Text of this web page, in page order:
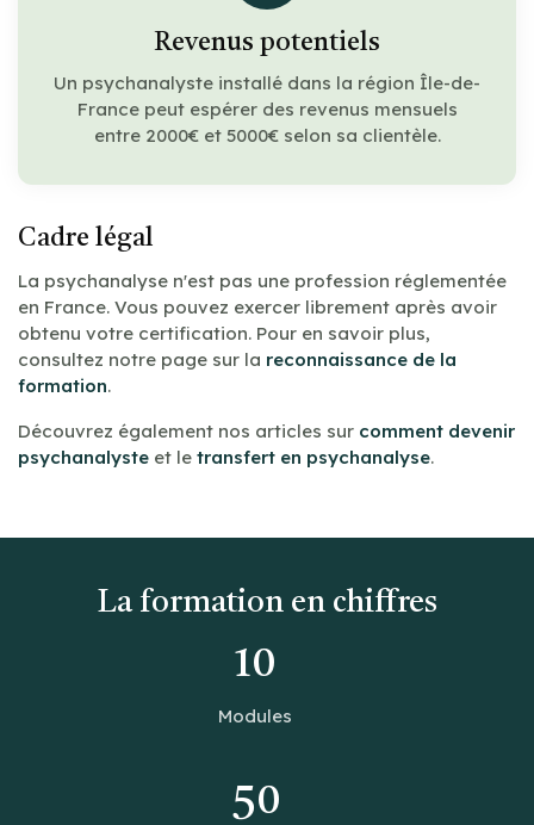
Revenus potentiels
Un psychanalyste installé dans la région Île-de-
France peut espérer des revenus mensuels
entre 2000€ et 5000€ selon sa clientèle.
Cadre légal
La psychanalyse n'est pas une profession réglementée
en France. Vous pouvez exercer librement après avoir
obtenu votre certification. Pour en savoir plus,
consultez notre page sur la reconnaissance de la
formation.
Découvrez également nos articles sur comment devenir
psychanalyste et le transfert en psychanalyse.
La formation en chiffres
10
Modules
50